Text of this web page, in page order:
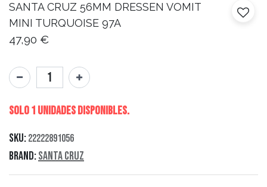
SANTA CRUZ 56MM DRESSEN VOMIT
MINI TURQUOISE 97A
47,90 €
Solo 1 Unidades disponibles.
SKU:22222891056
Brand:Santa Cruz